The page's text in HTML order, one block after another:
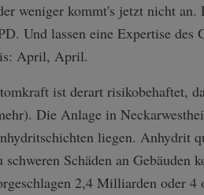
weniger kommt's jetzt nicht an.
Und lassen eine Expertise
April, April.
ist derart risikobehaftet,
Die Anlage in
liegen. Anhydrit
schweren Schäden an
2,4 Milliarden oder